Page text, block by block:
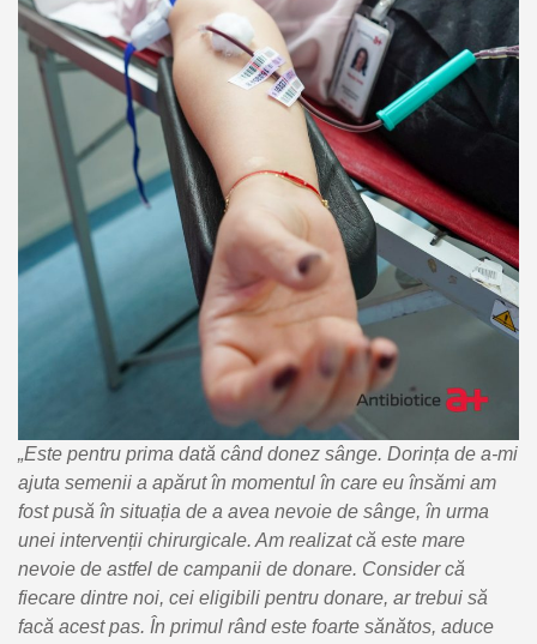
„Este pentru prima dată când donez sânge. Dorința de a-mi
ajuta semenii a apărut în momentul în care eu însămi am
fost pusă în situația de a avea nevoie de sânge, în urma
unei intervenții chirurgicale. Am realizat că este mare
nevoie de astfel de campanii de donare. Consider că
fiecare dintre noi, cei eligibili pentru donare, ar trebui să
facă acest pas. În primul rând este foarte sănătos, aduce